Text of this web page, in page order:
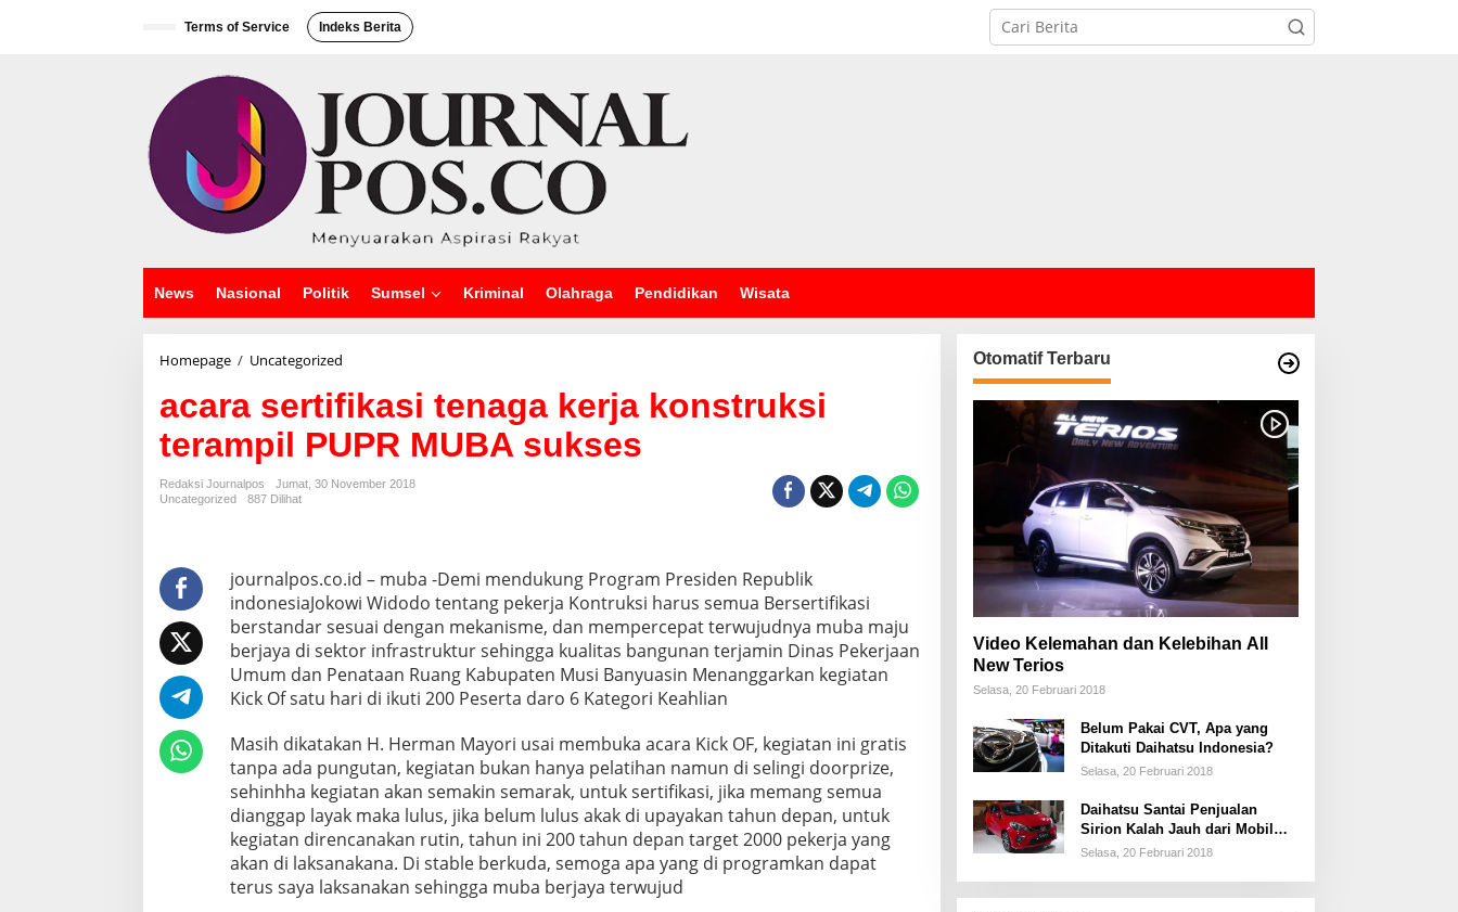
Terms of Service Indeks Berita
News Nasional Politik Sumsel Kriminal Olahraga Pendidikan Wisata
Homepage / Uncategorized
a
a
s
e
a
s
i
t
e
n
g
a
k
e
r
j
a
k
acara sertifikasi tenaga kerja konstruksi
terampil PUPR MUBA sukses
Redaksi Journalpos
Jumat, 30 November 2018
Uncategorized
887 Dilihat
journalpos.co.id – muba -Demi mendukung Program Presiden Republik
indonesiaJokowi Widodo tentang pekerja Kontruksi harus semua Bersertifikasi
berstandar sesuai dengan mekanisme, dan mempercepat terwujudnya muba maju
berjaya di sektor infrastruktur sehingga kualitas bangunan terjamin Dinas Pekerjaan
Umum dan Penataan Ruang Kabupaten Musi Banyuasin Menanggarkan kegiatan
Kick Of satu hari di ikuti 200 Peserta daro 6 Kategori Keahlian
Masih dikatakan H. Herman Mayori usai membuka acara Kick OF, kegiatan ini gratis
tanpa ada pungutan, kegiatan bukan hanya pelatihan namun di selingi doorprize,
sehinhha kegiatan akan semakin semarak, untuk sertifikasi, jika memang semua
dianggap layak maka lulus, jika belum lulus akak di upayakan tahun depan, untuk
kegiatan direncanakan rutin, tahun ini 200 tahun depan target 2000 pekerja yang
akan di laksanakana. Di stable berkuda, semoga apa yang di programkan dapat
terus saya laksanakan sehingga muba berjaya terwujud
Otomatif Terbaru
Video Kelemahan dan Kelebihan All
New Terios
Selasa, 20 Februari 2018
Belum Pakai CVT, Apa yang
Ditakuti Daihatsu Indonesia?
Selasa, 20 Februari 2018
Daihatsu Santai Penjualan
Sirion Kalah Jauh dari Mobil
LCGC
Selasa, 20 Februari 2018